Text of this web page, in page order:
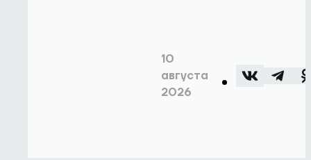
10
августа
2026